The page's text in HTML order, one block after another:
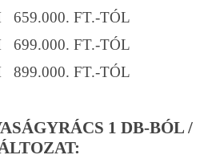
659.000. FT.-TÓL
699.000. FT.-TÓL
899.000. FT.-TÓL
1 DB-BÓL /